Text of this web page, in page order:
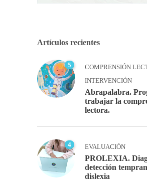
Artículos recientes
5 COMPRENSIÓN
INTERVENCIÓN
Abrapalabra.
trabajar la
lectora.
4 EVALUACIÓN
PROLEXIA.
detección
dislexia